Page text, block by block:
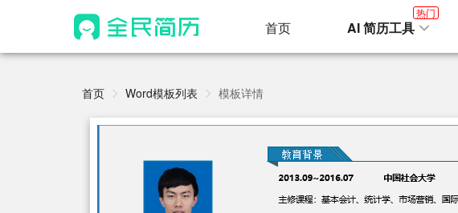
首页 AI 简历工具
热门
首页 Word模板列表 模板详情